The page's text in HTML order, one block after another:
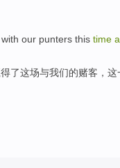
with our punters this time
了这场与我们的赌客 ， 这